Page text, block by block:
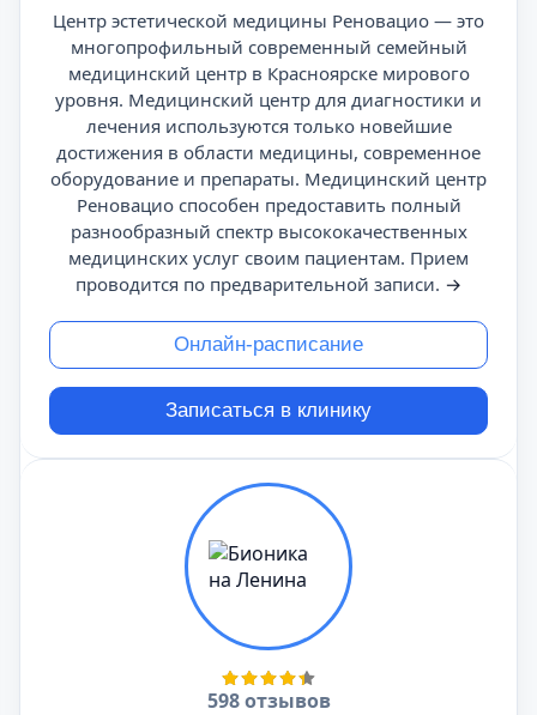
Центр эстетической медицины Реновацио — это
многопрофильный современный семейный
медицинский центр в Красноярске мирового
уровня. Медицинский центр для диагностики и
лечения используются только новейшие
достижения в области медицины, современное
оборудование и препараты. Медицинский центр
Реновацио способен предоставить полный
разнообразный спектр высококачественных
медицинских услуг своим пациентам. Прием
проводится по предварительной записи. →
Онлайн-расписание
Записаться в клинику
598 отзывов